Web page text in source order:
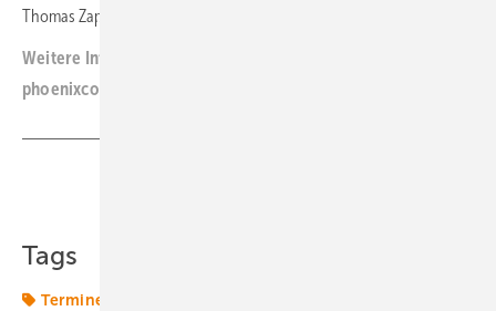
Thomas Zapp (Greengate) und Alper Sevim (Dataletics).
Weitere Informationen:
phoenixcontact.com
Tags
Termine & Veranstaltungen